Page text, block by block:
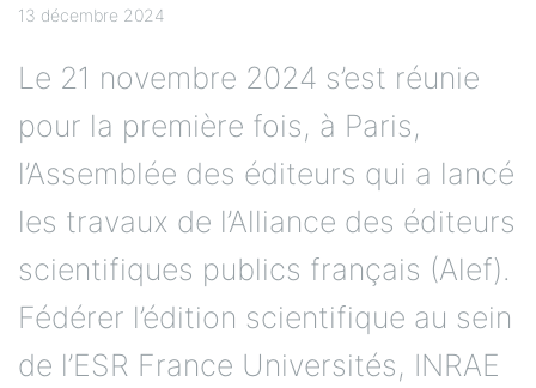
13 décembre 2024
Le 21 novembre 2024 s’est réunie
pour la première fois, à Paris,
l’Assemblée des éditeurs qui a lancé
les travaux de l’Alliance des éditeurs
scientifiques publics français (Alef).
Fédérer l’édition scientifique au sein
de l’ESR France Universités, INRAE